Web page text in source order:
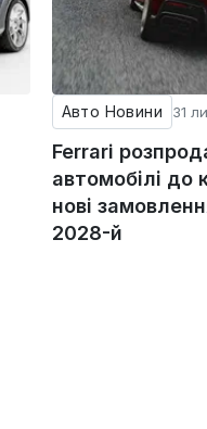
Авто Новини 31
Ferrari
автомобілі до
нові
2028-й